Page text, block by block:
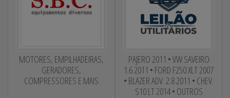
MOTORES, EMPILHADEIRAS,
GERADORES,
COMPRESSORES E MAIS
PAJERO 2011 • VW SAVEIRO
1.6 2011 • FORD F250 XLT 2007
• BLAZER ADV. 2.8 2011 • CHEV.
S10 LT 2014 • OUTROS